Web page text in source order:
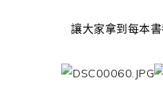
讓大家拿到每本